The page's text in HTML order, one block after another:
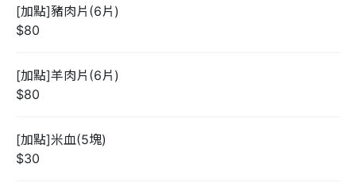
[加點]豬肉片(6片)
$80
[加點]羊肉片(6片)
$80
[加點]米血(5塊)
$30